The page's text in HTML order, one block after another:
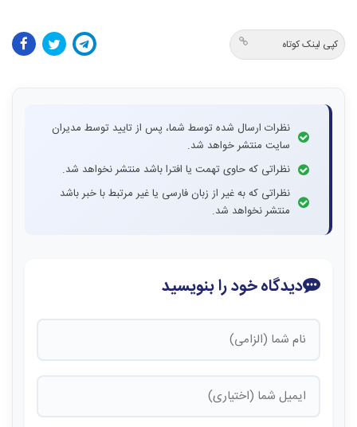
کپی لینک کوتاه
نظرات ارسال شده توسط شما، پس از تایید توسط مدیران
سایت منتشر خواهد شد.
نظراتی که حاوی تهمت یا افترا باشد منتشر نخواهد شد.
نظراتی که به غیر از زبان فارسی یا غیر مرتبط با خبر باشد
منتشر نخواهد شد.
دیدگاه خود را بنویسید